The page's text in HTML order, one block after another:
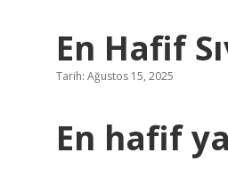
En Hafif
Tarih: Ağustos 15, 2025
En hafif